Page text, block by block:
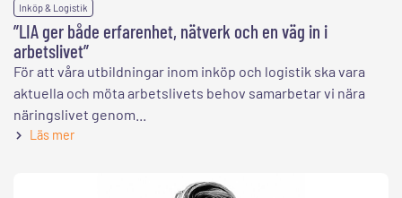
Inköp & Logistik
”LIA ger både erfarenhet, nätverk och en väg in i
arbetslivet”
För att våra utbildningar inom inköp och logistik ska vara
aktuella och möta arbetslivets behov samarbetar vi nära
näringslivet genom...
Läs mer